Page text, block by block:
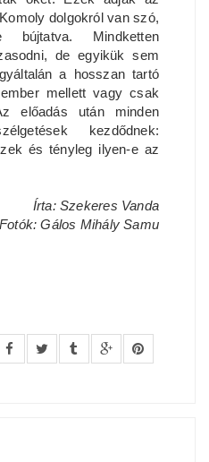
dolgokról van szó,
Mindketten
de egyikük sem
a hosszan tartó
mellett vagy csak
előadás után minden
kezdődnek:
és tényleg ilyen-e az
Írta: Szekeres Vanda
Fotók: Gálos Mihály Samu